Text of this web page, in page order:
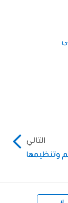
التالي
وتنظيمها
لا